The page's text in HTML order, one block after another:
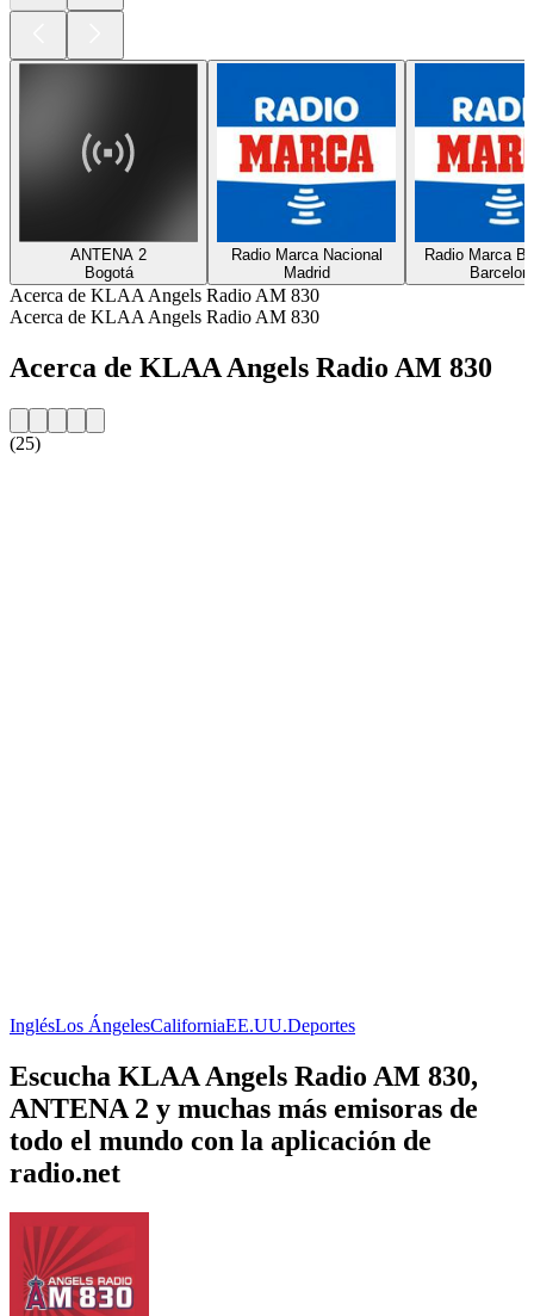
ANTENA 2
Bogotá
Radio Marca Nacional
Madrid
Radio Marca
Acerca de KLAA Angels Radio AM 830
Acerca de KLAA Angels Radio AM 830
Acerca de KLAA Angels Radio AM 830
(25)
InglésLos ÁngelesCaliforniaEE.UU.Deportes
Escucha KLAA Angels Radio AM 830,
ANTENA 2 y muchas más emisoras de
todo el mundo con la aplicación de
radio.net